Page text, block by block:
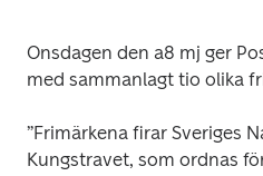
Onsdagen den a8 mj ger
med sammanlagt tio olika
”Frimärkena firar Sveriges
Kungstravet, som ordnas